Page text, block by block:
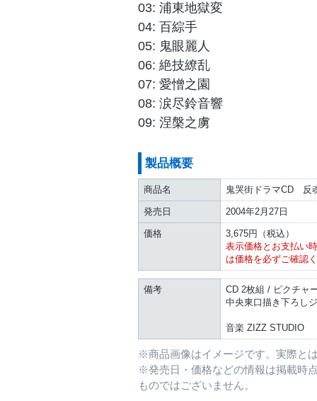
03: 浦東地獄変
04: 百綜手
05: 鬼眼麗人
06: 絶技繚乱
07: 愛憎之園
08: 涙尽鈴音響
09: 涅槃之虜
製品概要
商品名 鬼哭街ドラマCD 反
発売日 2004年2月27日
価格
3,675円（税込）
表示価格とお支払い
は価格を必ずご確認
備考
CD 2枚組 / ピクチャ
中央東口描き下ろし
音楽 ZIZZ STUDIO
※商品画像はイメージです。実際と
※発売日・価格などの情報は掲載時
ものではございません。